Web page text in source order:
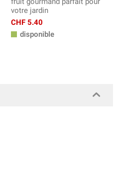
votre jardin
CHF 5.40
disponible